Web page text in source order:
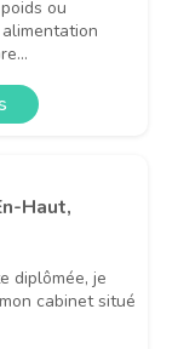
ou
Haut,
diplômée, je
cabinet situé